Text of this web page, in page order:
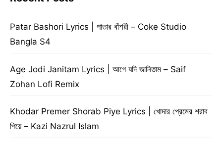
Patar Bashori Lyrics | পাতার বাঁশরী – Coke Studio
Bangla S4
Age Jodi Janitam Lyrics | আগে যদি জানিতাম – Saif
Zohan Lofi Remix
Khodar Premer Shorab Piye Lyrics | খোদার প্রেমের শরাব
পিয়ে – Kazi Nazrul Islam